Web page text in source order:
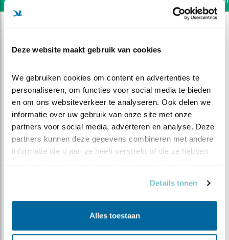
Deze website maakt gebruik van cookies
We gebruiken cookies om content en advertenties te
personaliseren, om functies voor social media te bieden
en om ons websiteverkeer te analyseren. Ook delen we
informatie over uw gebruik van onze site met onze
partners voor social media, adverteren en analyse. Deze
partners kunnen deze gegevens combineren met andere
informatie die u aan ze heeft verstrekt of die ze hebben
Details tonen
Alles toestaan
Dubbel pech
Ed Hoogkamer | Geplaatst op 6 april 2025, 13:01 |